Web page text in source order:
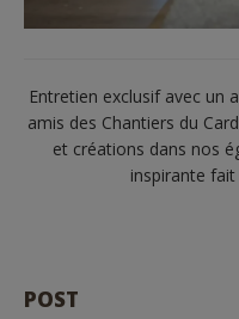
Entretien exclusif avec un
amis des Chantiers du
et créations dans nos
inspirante
POST